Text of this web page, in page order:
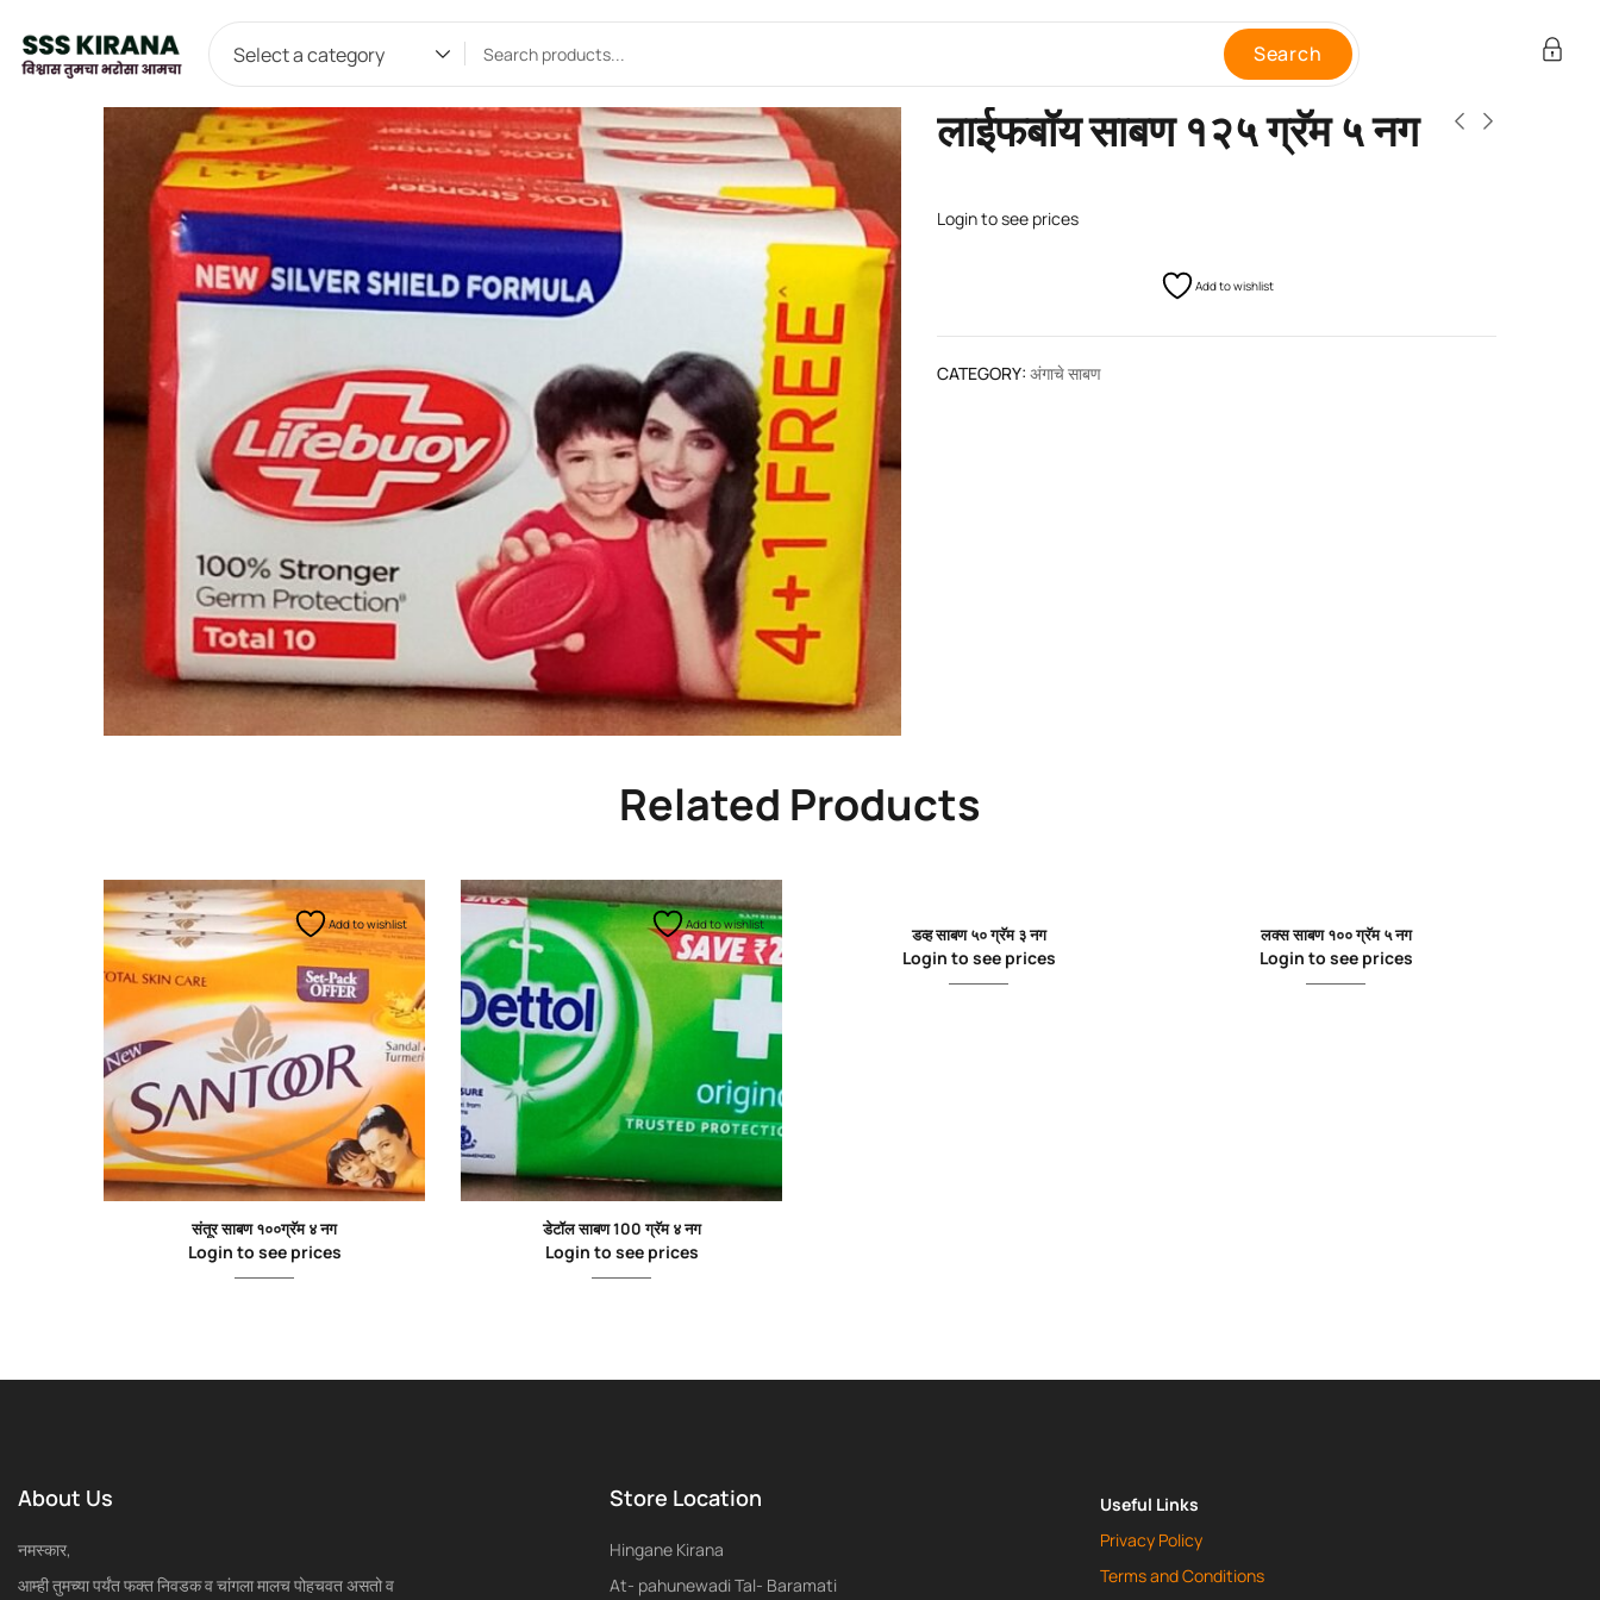
Select a category Search
लाईफबॉय साबण १२५ ग्रॅम ५ नग
Login to see prices
Add to wishlist
CATEGORY: अंगाचे साबण
Related Products
Add to wishlist
संतूर साबण १००ग्रॅम ४ नग
Login to see prices
Add to wishlist
डेटॉल साबण 100 ग्रॅम ४ नग
Login to see prices
डव्ह साबण ५० ग्रॅम ३ नग
Login to see prices
लक्स साबण १०० ग्रॅम ५ नग
Login to see prices
About Us
नमस्कार,
आम्ही तुमच्या पर्यंत फक्त निवडक व चांगला मालच पोहचवत असतो व
Store Location
Hingane Kirana
At- pahunewadi Tal- Baramati
Useful Links
Privacy Policy
Terms and Conditions